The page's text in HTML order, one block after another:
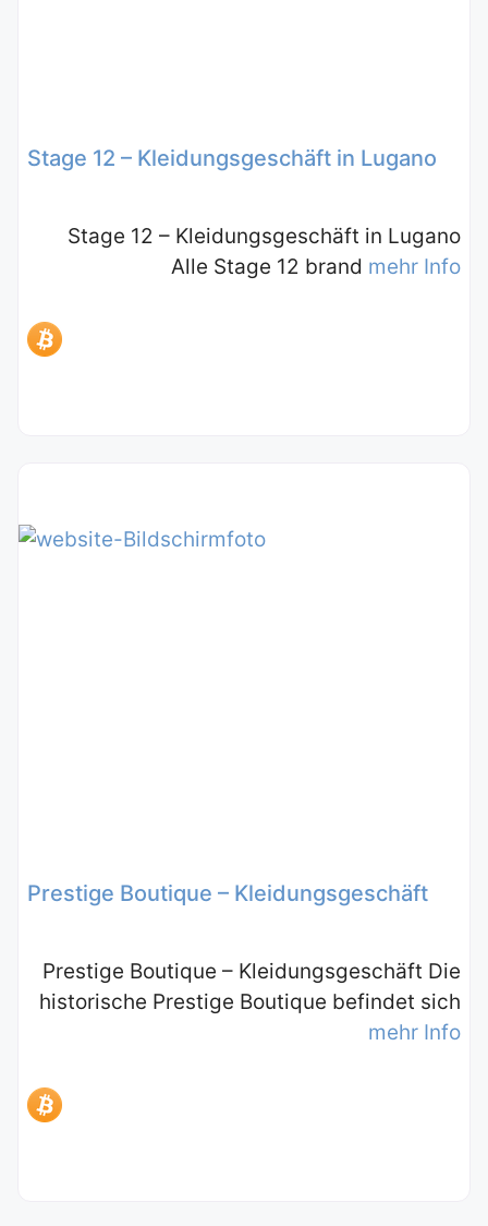
Stage 12 – Kleidungsgeschäft in Lugano
Stage 12 – Kleidungsgeschäft in Lugano
Alle Stage 12 brand mehr Info
Prestige Boutique – Kleidungsgeschäft
Prestige Boutique – Kleidungsgeschäft Die
historische Prestige Boutique befindet sich
mehr Info